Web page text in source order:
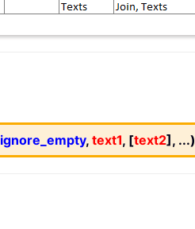
ignore_empty, text1, [text2], ...)